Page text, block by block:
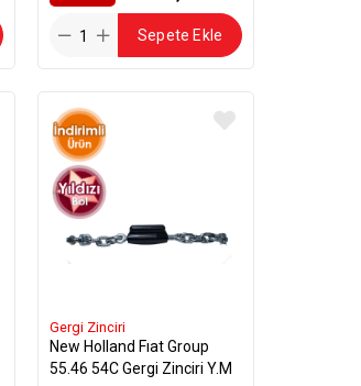
Sepete Ekle
Gergi Zinciri
New Holland Fıat Group
55.46 54C Gergi Zinciri Y.M